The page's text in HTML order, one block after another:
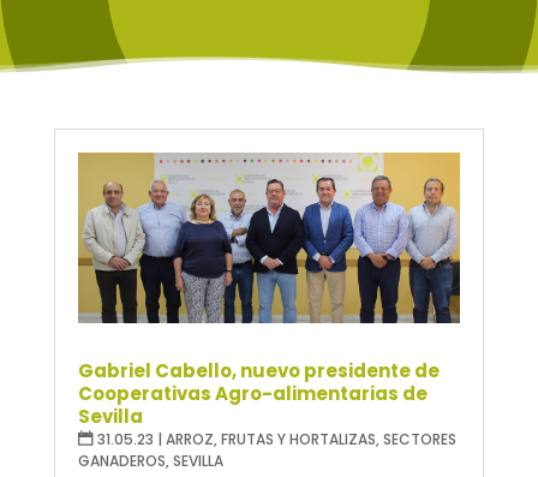
Gabriel Cabello, nuevo presidente de
Cooperativas Agro-alimentarias de
Sevilla
31.05.23 | ARROZ,FRUTAS Y HORTALIZAS,SECTORES
GANADEROS,SEVILLA